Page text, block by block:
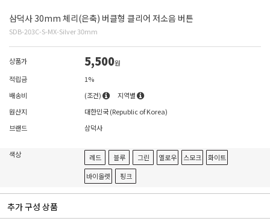
삼덕사 30mm 체리(은축) 버클형 클리어 저소음 버튼
SDB-203C-S-MX-Silver 30mm
상품가 5,500원
적립금
1%
배송비
(조건)
지역별
원산지
대한민국 (Republic of Korea)
브랜드
삼덕사
색상 레드 블루 그린 옐로우 스모크
화이트
바이올렛
핑크
추가 구성 상품